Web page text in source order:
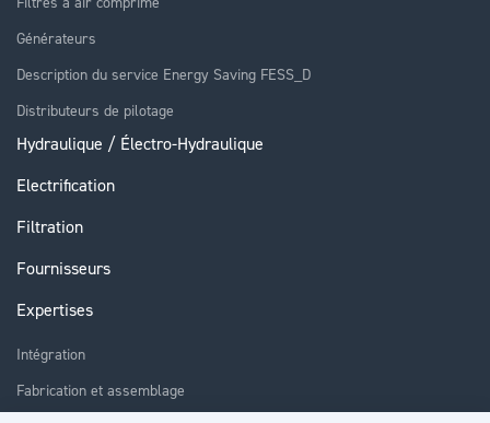
Générateurs
Description du service Energy Saving FESS_D
Distributeurs de pilotage
Hydraulique / Électro-Hydraulique
Electrification
Filtration
Fournisseurs
Expertises
Intégration
Fabrication et assemblage